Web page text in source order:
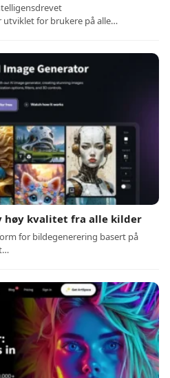
for brukere på alle…
høy kvalitet fra alle kilder
for bildegenerering basert på